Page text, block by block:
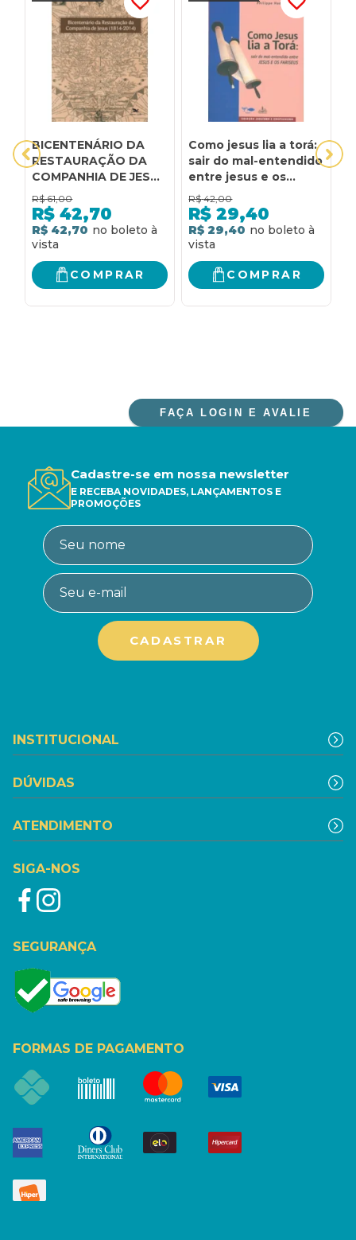
BICENTENÁRIO DA
RESTAURAÇÃO DA
COMPANHIA DE JESUS
(1814-2014): ANAIS DO
SIMPÓSIO NACIONAL
REALIZADO POR
OCASIÃO DO
RESTAURAÇÃO DA
COMPANHIA DE JESUS
- 8 A 10 DE MAIO DE
R$ 61,00
R$ 42,70
R$ 42,70
COMPRAR
Como jesus lia a torá:
sair do mal-entendido
entre jesus e os
fariseus
R$ 42,00
R$ 29,40
R$ 29,40
COMPRAR
FAÇA LOGIN E AVALIE
Cadastre-se em nossa newsletter
E RECEBA NOVIDADES, LANÇAMENTOS E
PROMOÇÕES
INSTITUCIONAL
DÚVIDAS
ATENDIMENTO
SIGA-NOS
SEGURANÇA
FORMAS DE PAGAMENTO